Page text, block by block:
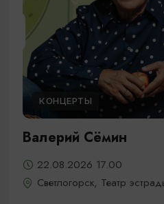
КОНЦЕРТЫ
Валерий Сёмин
22.08.2026 17.00
Светлогорск, Театр